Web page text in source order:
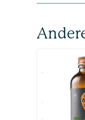
Super
60/​120
Vitaminstore